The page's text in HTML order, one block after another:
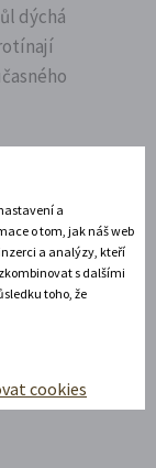
dýchá
na
a
o tom, jak náš web
a analýzy, kteří
s dalšími
toho, že
cookies